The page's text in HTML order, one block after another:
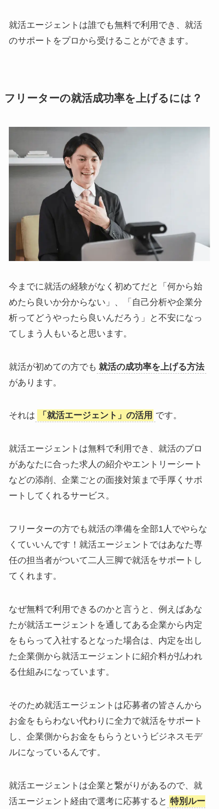
就活エージェントは誰でも無料で利用でき、就活
のサポートをプロから受けることができます。
フリーターの就活成功率を上げるには？
今までに就活の経験がなく初めてだと「何から始
めたら良いか分からない」、「自己分析や企業分
析ってどうやったら良いんだろう」と不安になっ
てしまう人もいると思います。
就活が初めての方でも 就活の成功率を上げる方法
があります。
それは 「就活エージェント」の活用 です。
就活エージェントは無料で利用でき、就活のプロ
があなたに合った求人の紹介やエントリーシート
などの添削、企業ごとの面接対策まで手厚くサポ
ートしてくれるサービス。
フリーターの方でも就活の準備を全部1人でやらな
くていいんです！就活エージェントではあなた専
任の担当者がついて二人三脚で就活をサポートし
てくれます。
なぜ無料で利用できるのかと言うと、例えばあな
たが就活エージェントを通してある企業から内定
をもらって入社するとなった場合は、内定を出し
た企業側から就活エージェントに紹介料が払われ
る仕組みになっています。
そのため就活エージェントは応募者の皆さんから
お金をもらわない代わりに全力で就活をサポート
し、企業側からお金をもらうというビジネスモデ
ルになっているんです。
就活エージェントは企業と繋がりがあるので、就
活エージェント経由で選考に応募すると 特別ルー